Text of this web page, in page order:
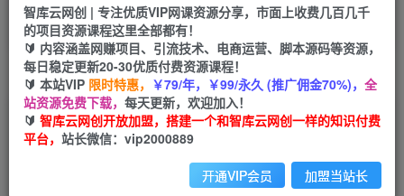
网赚网创 项目
365天稳定跟新
APP下载
GO
首页 创业课程 会员专属 正文
（8189期）最新头条AI全自动提款机项目，独家
蓝海，简单复制粘贴，月入5000＋轻松实现
关注 私信
智库云网创 | 专注优质VIP网课资源分享，市面上收费几百几千
的项目资源课程这里全部都有！
🔰 内容涵盖网赚项目、引流技术、电商运营、脚本源码等资源，
每日稳定更新20-30优质付费资源课程！
🔰 本站VIP 限时特惠， ￥79/年，￥99/永久 (推广佣金70%)， 全
站资源免费下载， 每天更新，欢迎加入！
🔰 智库云网创开放加盟，搭建一个和智库云网创一样的知识付费
平台， 站长微信：vip2000889
开通VIP会员 加盟当站长